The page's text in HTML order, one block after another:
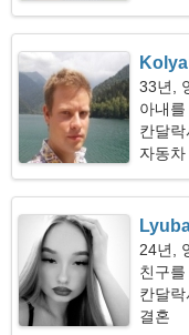
Kolya
33년,
아내
칸달락
자동
24년,
친구
칸달
결혼